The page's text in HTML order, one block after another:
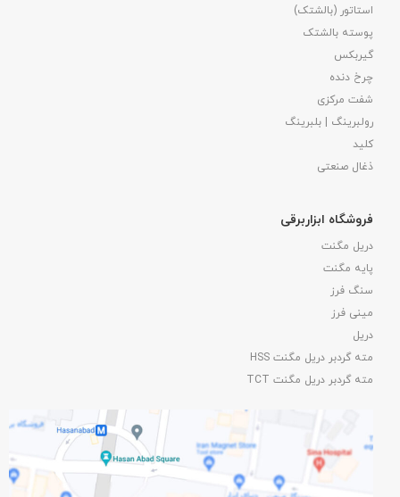
استاتور (بالشتک)
پوسته بالشتک
گیربکس
چرخ دنده
شفت مرکزی
رولبرینگ | بلبرینگ
کلید
ذغال صنعتی
فروشگاه ابزاربرقی
دریل مگنت
پایه مگنت
سنگ فرز
مینی فرز
دریل
مته گردبر دریل مگنت HSS
مته گردبر دریل مگنت TCT